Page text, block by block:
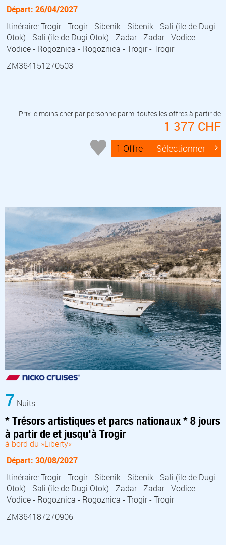
Départ: 26/04/2027
Itinéraire: Trogir - Trogir - Sibenik - Sibenik - Sali (île de Dugi
Otok) - Sali (île de Dugi Otok) - Zadar - Zadar - Vodice -
Vodice - Rogoznica - Rogoznica - Trogir - Trogir
ZM364151270503
Prix le moins cher par personne parmi toutes les offres à partir de
1 377 CHF
1 Offre Sélectionner
7 Nuits
* Trésors artistiques et parcs nationaux * 8 jours
à partir de et jusqu'à Trogir
à bord du »Liberty«
Départ: 30/08/2027
Itinéraire: Trogir - Trogir - Sibenik - Sibenik - Sali (île de Dugi
Otok) - Sali (île de Dugi Otok) - Zadar - Zadar - Vodice -
Vodice - Rogoznica - Rogoznica - Trogir - Trogir
ZM364187270906